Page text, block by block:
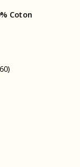
Coton